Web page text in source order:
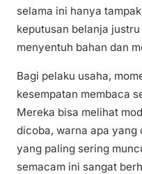
selama ini hanya
keputusan belanja
menyentuh bahan dan
Bagi pelaku usaha,
kesempatan membaca
Mereka bisa melihat
dicoba, warna apa yang
yang paling sering
semacam ini sangat